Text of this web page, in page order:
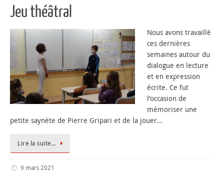
Jeu théâtral
Nous avons travaillé
ces dernières
semaines autour du
dialogue en lecture
et en expression
écrite. Ce fut
l’occasion de
mémoriser une
petite saynète de Pierre Gripari et de la jouer…
Lire la suite…
9 mars 2021